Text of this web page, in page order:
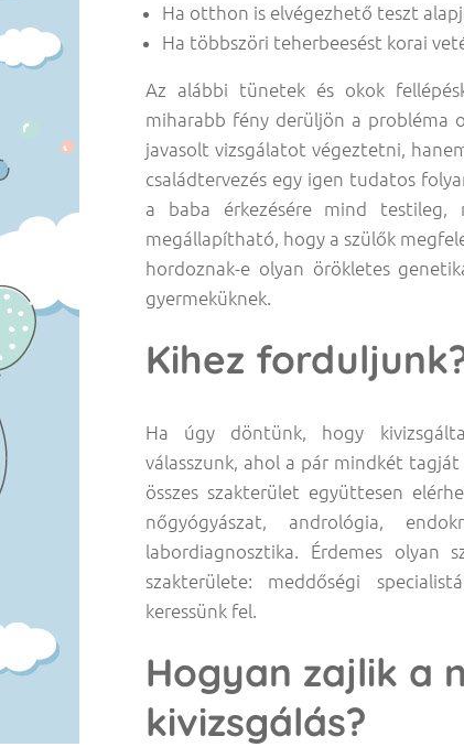
Ha otthon is elvégezhető teszt
Ha többszöri teherbeesést korai
Az alábbi tünetek és okok
miharabb fény derüljön a probléma
javasolt vizsgálatot végeztetni,
családtervezés egy igen tudatos
a baba érkezésére mind testileg,
megállapítható, hogy a szülők
hordoznak-e olyan örökletes
gyermeküknek.
Kihez
Ha úgy döntünk, hogy
válasszunk, ahol a pár mindkét
összes szakterület együttesen
nőgyógyászat, andrológia,
labordiagnosztika. Érdemes olyan
szakterülete: meddőségi
keressünk fel.
Hogyan zajlik a
kivizsgálás?